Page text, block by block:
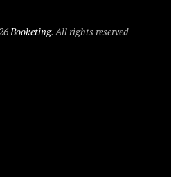
Booketing. All rights reserved